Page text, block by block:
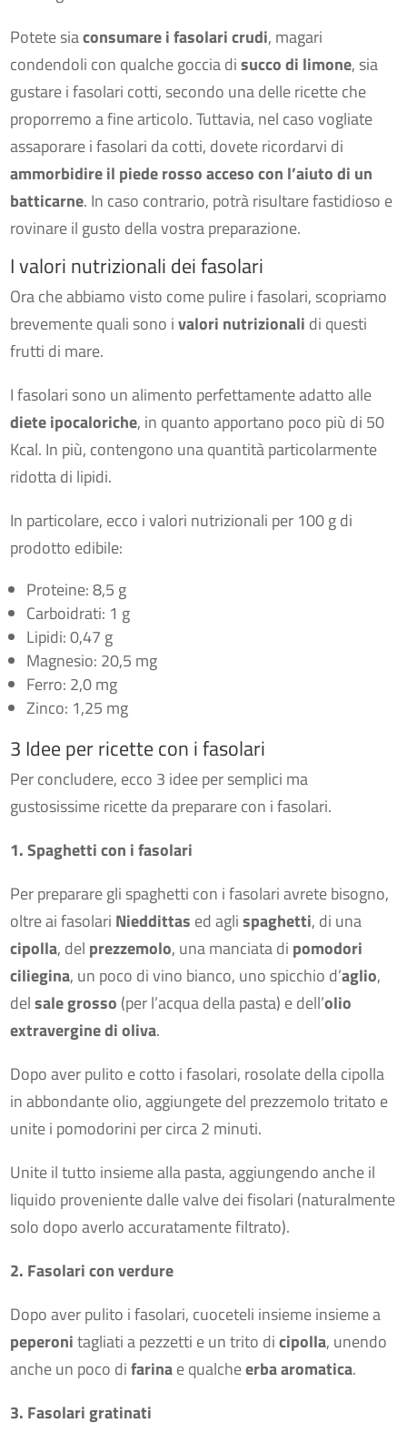
Potete siaconsumare i fasolari crudi, magari
condendoli con qualche goccia disucco di limone, sia
gustare i fasolari cotti, secondo una delle ricette che
proporremo a fine articolo. Tuttavia, nel caso vogliate
assaporare i fasolari da cotti, dovete ricordarvi di
ammorbidire il piede rosso acceso con l’aiuto di un
batticarne. In caso contrario, potrà risultare fastidioso e
rovinare il gusto della vostra preparazione.
I valori nutrizionali dei fasolari
Ora che abbiamo visto come pulire i fasolari, scopriamo
brevemente quali sono ivalori nutrizionali di questi
frutti di mare.
I fasolari sono un alimento perfettamente adatto alle
diete ipocaloriche, in quanto apportano poco più di 50
Kcal. In più, contengono una quantità particolarmente
ridotta di lipidi.
In particolare, ecco i valori nutrizionali per 100 g di
prodotto edibile:
Proteine: 8,5 g
Carboidrati: 1 g
Lipidi: 0,47 g
Magnesio: 20,5 mg
Ferro: 2,0 mg
Zinco: 1,25 mg
3 Idee per ricette con i fasolari
Per concludere, ecco 3 idee per semplici ma
gustosissime ricette da preparare con i fasolari.
1. Spaghetti con i fasolari
Per preparare gli spaghetti con i fasolari avrete bisogno,
oltre ai fasolari Nieddittas ed aglispaghetti, di una
cipolla, del prezzemolo, una manciata di pomodori
ciliegina, un poco di vino bianco, uno spicchio d’aglio,
delsale grosso (per l’acqua della pasta) e dell’olio
extravergine di oliva.
Dopo aver pulito e cotto i fasolari, rosolate della cipolla
in abbondante olio, aggiungete del prezzemolo tritato e
unite i pomodorini per circa 2 minuti.
Unite il tutto insieme alla pasta, aggiungendo anche il
liquido proveniente dalle valve dei fisolari (naturalmente
solo dopo averlo accuratamente filtrato).
2. Fasolari con verdure
Dopo aver pulito i fasolari, cuoceteli insieme insieme a
peperonitagliati a pezzetti e un trito dicipolla, unendo
anche un poco difarinae qualcheerba aromatica.
3. Fasolari gratinati